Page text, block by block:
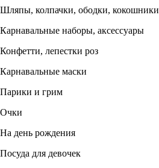
Шляпы, колпачки, ободки, кокошники
Карнавальные наборы, аксессуары
Конфетти, лепестки роз
Карнавальные маски
Парики и грим
Очки
На день рождения
Посуда для девочек